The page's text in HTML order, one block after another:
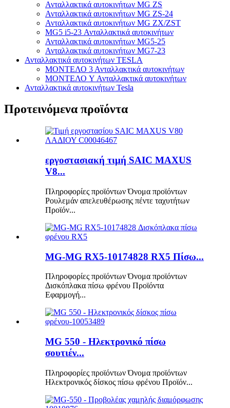
Ανταλλακτικά αυτοκινήτων MG ZS
Ανταλλακτικά αυτοκινήτων MG ZS-24
Ανταλλακτικά αυτοκινήτων MG ZX/ZST
MG5 i5-23 Ανταλλακτικά αυτοκινήτων
Ανταλλακτικά αυτοκινήτων MG5-25
Ανταλλακτικά αυτοκινήτων MG7-23
Ανταλλακτικά αυτοκινήτων TESLA
ΜΟΝΤΕΛΟ 3 Ανταλλακτικά αυτοκινήτων
ΜΟΝΤΕΛΟ Y Ανταλλακτικά αυτοκινήτων
Ανταλλακτικά αυτοκινήτων Tesla
Προτεινόμενα προϊόντα
εργοστασιακή τιμή SAIC MAXUS
V8...
Πληροφορίες προϊόντων Όνομα προϊόντων
Ρουλεμάν απελευθέρωσης πέντε ταχυτήτων
Προϊόν...
MG-MG RX5-10174828 RX5 Πίσω...
Πληροφορίες προϊόντων Όνομα προϊόντων
Δισκόπλακα πίσω φρένου Προϊόντα
Εφαρμογή...
MG 550 - Ηλεκτρονικό πίσω
σουτιέν...
Πληροφορίες προϊόντων Όνομα προϊόντων
Ηλεκτρονικός δίσκος πίσω φρένου Προϊόν...